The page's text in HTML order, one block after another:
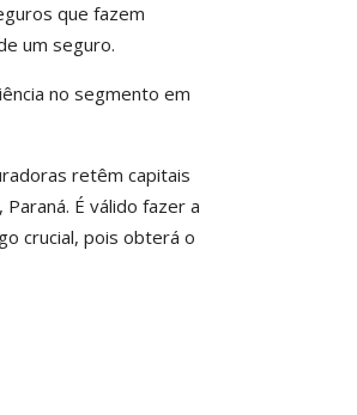
que fazem
um seguro.
no segmento em
retêm capitais
É válido fazer a
crucial, pois obterá o